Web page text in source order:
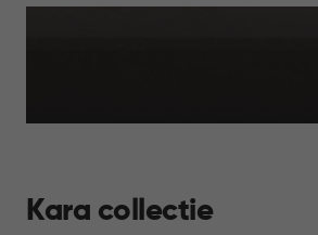
Kara collectie